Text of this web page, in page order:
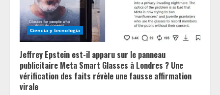
Ciencia y tecnologia
Jeffrey Epstein est-il apparu sur le panneau
publicitaire Meta Smart Glasses à Londres ? Une
vérification des faits révèle une fausse affirmation
virale